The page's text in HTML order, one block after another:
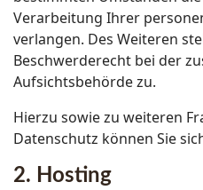
Verarbeitung Ihrer
verlangen. Des Weiteren
Beschwerderecht bei der
Aufsichtsbehörde zu.
Hierzu sowie zu weiteren
Datenschutz können Sie
2. Hosting